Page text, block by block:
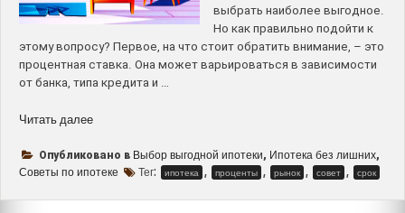
выбрать наиболее выгодное.
Но как правильно подойти к
этому вопросу? Первое, на что стоит обратить внимание, – это
процентная ставка. Она может варьироваться в зависимости
от банка, типа кредита и …
Читать далее“Как
самую
выгодную
Опубликовано в Выбор выгодной ипотеки, Ипотека без лишних,
Советы по ипотеке Тег: ипотека , проценты , рынок , совет , срок